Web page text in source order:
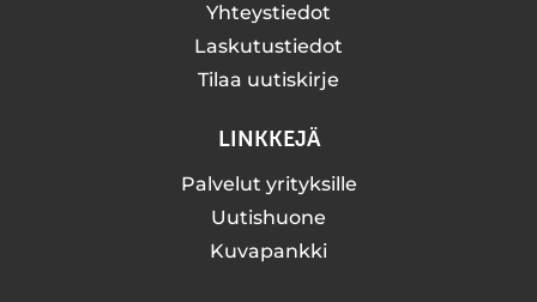
Yhteystiedot
Laskutustiedot
Tilaa uutiskirje
LINKKEJÄ
Palvelut yrityksille
Uutishuone
Kuvapankki